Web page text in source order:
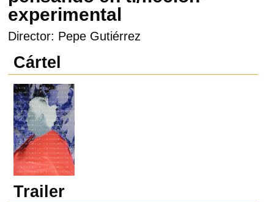
experimental
Director: Pepe Gutiérrez
Cártel
Trailer